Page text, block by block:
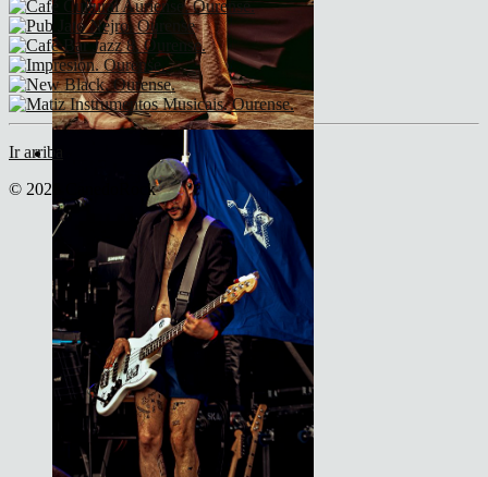
Ir arriba
© 2026 CanedoRock